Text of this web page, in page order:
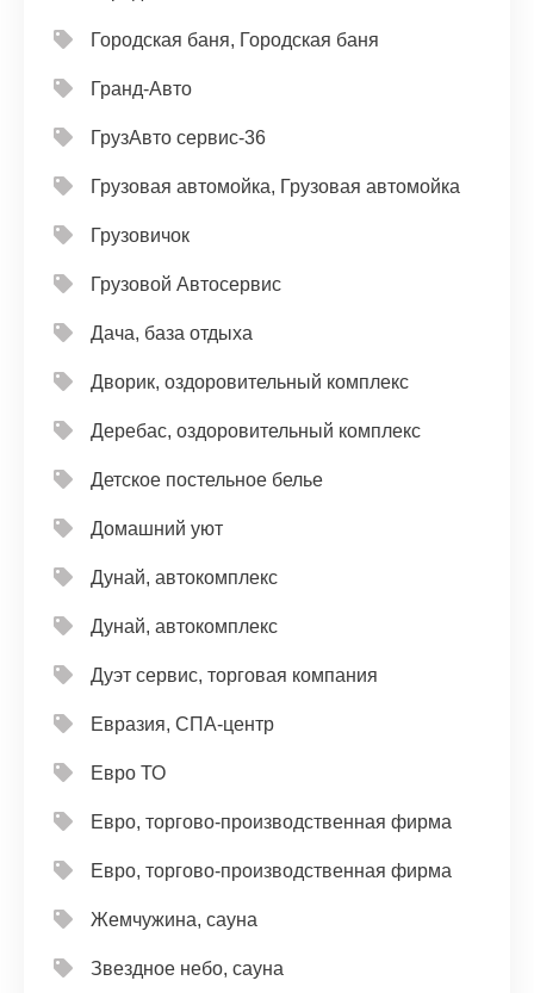
Городская баня, Городская баня
Гранд-Авто
ГрузАвто сервис-36
Грузовая автомойка, Грузовая автомойка
Грузовичок
Грузовой Автосервис
Дача, база отдыха
Дворик, оздоровительный комплекс
Деребас, оздоровительный комплекс
Детское постельное белье
Домашний уют
Дунай, автокомплекс
Дунай, автокомплекс
Дуэт сервис, торговая компания
Евразия, СПА-центр
Евро ТО
Евро, торгово-производственная фирма
Евро, торгово-производственная фирма
Жемчужина, сауна
Звездное небо, сауна